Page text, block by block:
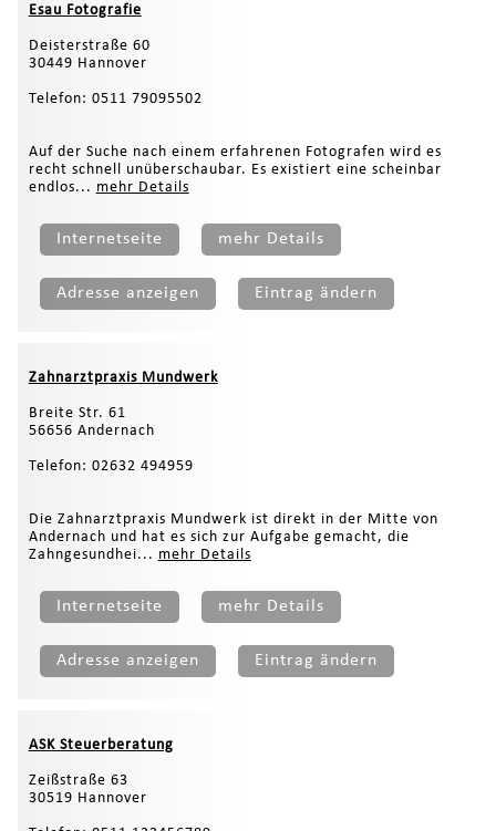
Esau Fotografie
Deisterstraße 60
30449 Hannover
Telefon: 0511 79095502
Auf der Suche nach einem erfahrenen Fotografen wird es
recht schnell unüberschaubar. Es existiert eine scheinbar
endlos... mehr Details
Internetseite mehr Details
Adresse anzeigen Eintrag ändern
Zahnarztpraxis Mundwerk
Breite Str. 61
56656 Andernach
Telefon: 02632 494959
Die Zahnarztpraxis Mundwerk ist direkt in der Mitte von
Andernach und hat es sich zur Aufgabe gemacht, die
Zahngesundhei... mehr Details
Internetseite mehr Details
Adresse anzeigen Eintrag ändern
ASK Steuerberatung
Zeißstraße 63
30519 Hannover